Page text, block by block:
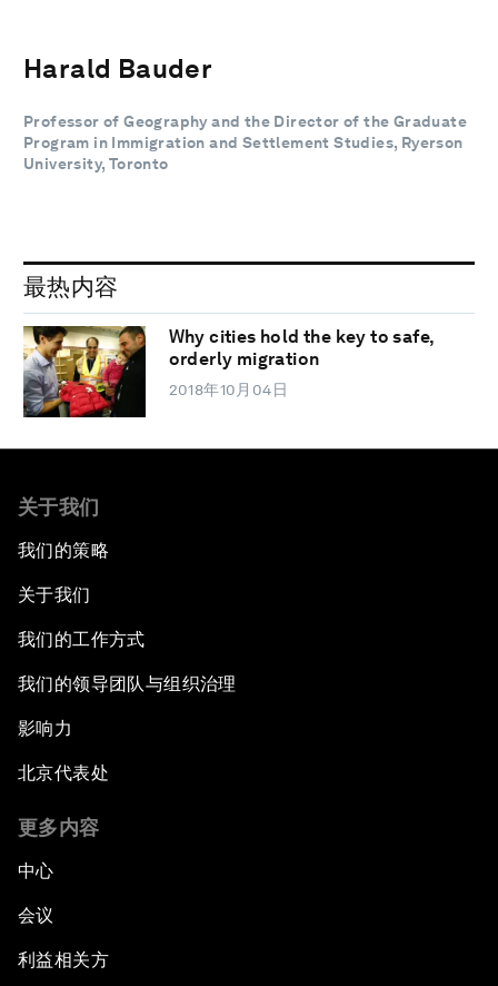
Harald Bauder
Professor of Geography and the Director of the Graduate
Program in Immigration and Settlement Studies, Ryerson
University, Toronto
最热内容
Why cities hold the key to safe,
orderly migration
2018年10月04日
关于我们
我们的策略
关于我们
我们的工作方式
我们的领导团队与组织治理
影响力
北京代表处
更多内容
中心
会议
利益相关方